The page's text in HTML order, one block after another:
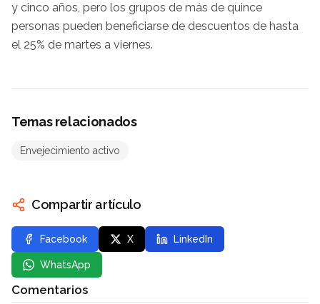
y cinco años, pero los grupos de más de quince
personas pueden beneficiarse de descuentos de hasta
el 25% de martes a viernes.
Temas relacionados
Envejecimiento activo
Compartir artículo
Facebook X LinkedIn
WhatsApp
Comentarios